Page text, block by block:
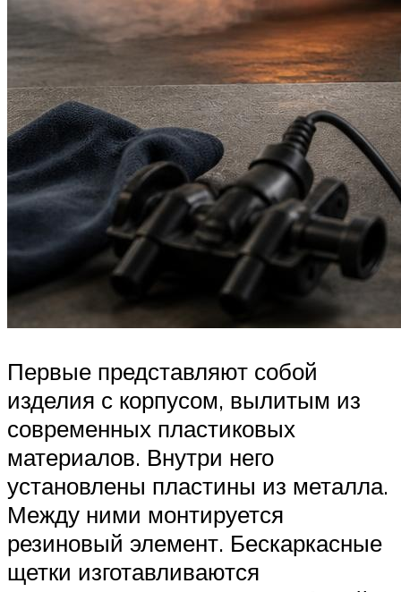
Первые представляют собой
изделия с корпусом, вылитым из
современных пластиковых
материалов. Внутри него
установлены пластины из металла.
Между ними монтируется
резиновый элемент. Бескаркасные
щетки изготавливаются